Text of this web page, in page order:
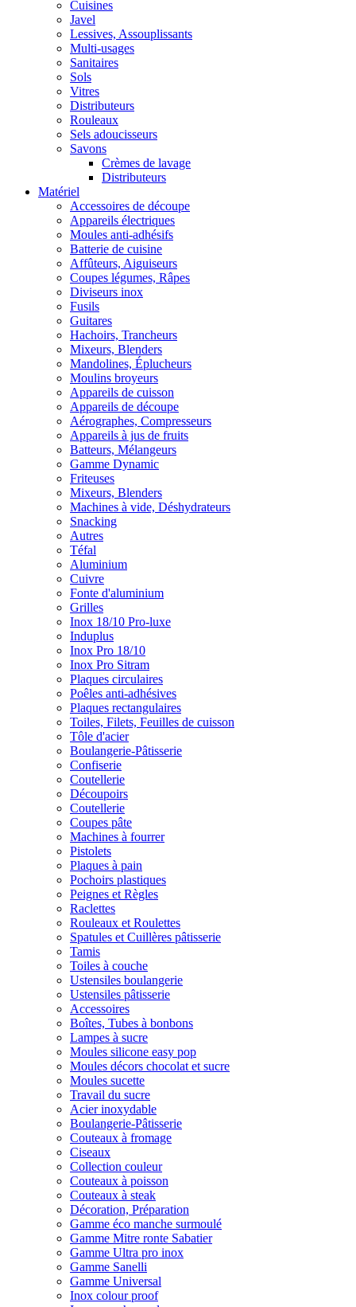
Cuisines
Javel
Lessives, Assouplissants
Multi-usages
Sanitaires
Sols
Vitres
Distributeurs
Rouleaux
Sels adoucisseurs
Savons
Crèmes de lavage
Distributeurs
Matériel
Accessoires de découpe
Appareils électriques
Moules anti-adhésifs
Batterie de cuisine
Affûteurs, Aiguiseurs
Coupes légumes, Râpes
Diviseurs inox
Fusils
Guitares
Hachoirs, Trancheurs
Mixeurs, Blenders
Mandolines, Éplucheurs
Moulins broyeurs
Appareils de cuisson
Appareils de découpe
Aérographes, Compresseurs
Appareils à jus de fruits
Batteurs, Mélangeurs
Gamme Dynamic
Friteuses
Mixeurs, Blenders
Machines à vide, Déshydrateurs
Snacking
Autres
Téfal
Aluminium
Cuivre
Fonte d'aluminium
Grilles
Inox 18/10 Pro-luxe
Induplus
Inox Pro 18/10
Inox Pro Sitram
Plaques circulaires
Poêles anti-adhésives
Plaques rectangulaires
Toiles, Filets, Feuilles de cuisson
Tôle d'acier
Boulangerie-Pâtisserie
Confiserie
Coutellerie
Découpoirs
Coutellerie
Coupes pâte
Machines à fourrer
Pistolets
Plaques à pain
Pochoirs plastiques
Peignes et Règles
Raclettes
Rouleaux et Roulettes
Spatules et Cuillères pâtisserie
Tamis
Toiles à couche
Ustensiles boulangerie
Ustensiles pâtisserie
Accessoires
Boîtes, Tubes à bonbons
Lampes à sucre
Moules silicone easy pop
Moules décors chocolat et sucre
Moules sucette
Travail du sucre
Acier inoxydable
Boulangerie-Pâtisserie
Couteaux à fromage
Ciseaux
Collection couleur
Couteaux à poisson
Couteaux à steak
Décoration, Préparation
Gamme éco manche surmoulé
Gamme Mitre ronte Sabatier
Gamme Ultra pro inox
Gamme Sanelli
Gamme Universal
Inox colour proof